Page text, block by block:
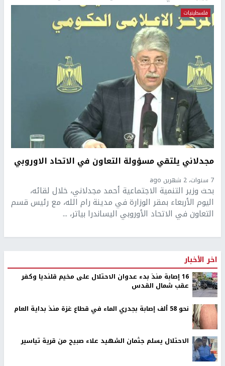
فلسطينيات
مجدلاني يلتقي مسؤولة التعاون في الاتحاد الاوروبي
7 سنوات، 2 شهرين ago
بحث وزير التنمية الاجتماعية أحمد مجدلاني، خلال لقائه،
اليوم الأربعاء بمقر الوزارة في مدينة رام الله، مع رئيس قسم
التعاون في الاتحاد الأوروبي اليساندرا بياتر، ...
اخر الأخبار
16 إصابة منذ بدء عدوان الاحتلال على مخيم قلنديا وكفر
عقب شمال القدس
نحو 58 ألف إصابة بجدري الماء في قطاع غزة منذ بداية العام
الاحتلال يسلم جثمان الشهيد علاء صبيح من قرية تياسير